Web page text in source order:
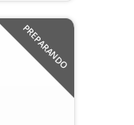
PREPARANDO